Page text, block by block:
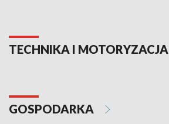
TECHNIKA I MOTORYZACJA
GOSPODARKA